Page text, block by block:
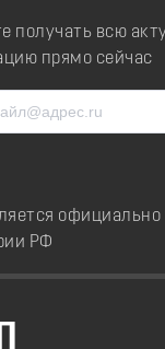
получать всю
прямо сейчас
РФ